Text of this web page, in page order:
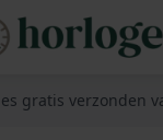
gratis verzonden